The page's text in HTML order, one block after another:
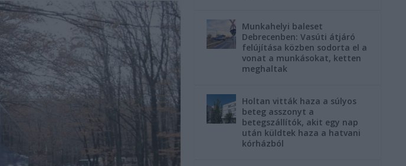
Munkahelyi baleset
Debrecenben: Vasúti átjáró
felújítása közben sodorta el a
vonat a munkásokat, ketten
meghaltak
Holtan vitták haza a súlyos
beteg asszonyt a
betegszállítók, akit egy nap
után küldtek haza a hatvani
kórházból